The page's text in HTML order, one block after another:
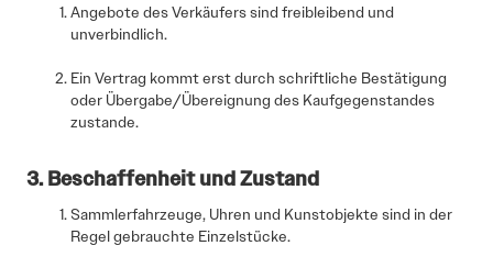
Angebote des Verkäufers sind freibleibend und
unverbindlich.
Ein Vertrag kommt erst durch schriftliche Bestätigung
oder Übergabe/Übereignung des Kaufgegenstandes
zustande.
3. Beschaffenheit und Zustand
Sammlerfahrzeuge, Uhren und Kunstobjekte sind in der
Regel gebrauchte Einzelstücke.